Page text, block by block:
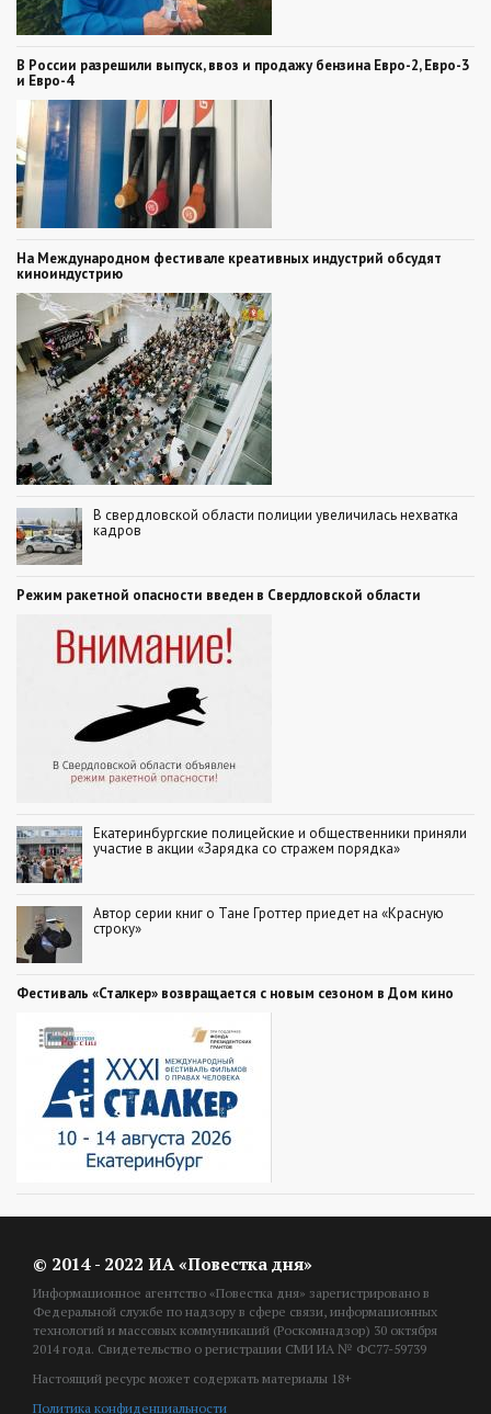
В России разрешили выпуск, ввоз и продажу бензина Евро-2, Евро-3
и Евро-4
На Международном фестивале креативных индустрий обсудят
киноиндустрию
В свердловской области полиции увеличилась нехватка
кадров
Режим ракетной опасности введен в Свердловской области
Екатеринбургские полицейские и общественники приняли
участие в акции «Зарядка со стражем порядка»
Автор серии книг о Тане Гроттер приедет на «Красную
строку»
Фестиваль «Сталкер» возвращается с новым сезоном в Дом кино
© 2014 - 2022 ИА «Повестка дня»
Информационное агентство «Повестка дня» зарегистрировано в
Федеральной службе по надзору в сфере связи, информационных
технологий и массовых коммуникаций (Роскомнадзор) 30 октября
2014 года. Свидетельство о регистрации СМИ ИА № ФС77-59739
Настоящий ресурс может содержать материалы 18+
Политика конфиденциальности